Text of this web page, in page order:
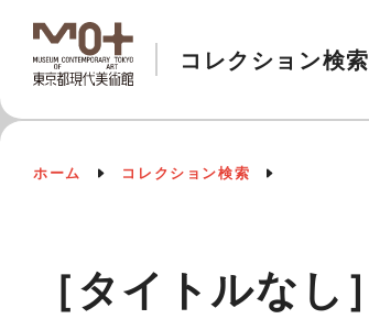
コレクション検索
ホーム コレクション検索
［タイトルなし］